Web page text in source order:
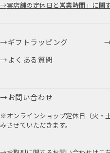
実店舗の定休日と営業時間」に関
ギフトラッピング
よくある質問
お問い合わせ
※オンラインショップ定休日（火・
みさせていただきます。